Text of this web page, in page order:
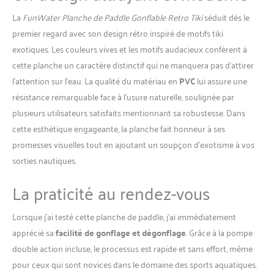
ergonomique sur l'anneau en D pour un
changement facile entre le SUP et le kayak. Double
pagaie réglable 2 en 1 pour une utilisation
polyvalente Tout inclus pour les fans de stand up
paddle : kit avec planche, sac à dos, leash, pompe à
double course, pagaie 2 en 1, 3 ailerons, siège de
kayak, bandoulière, kit de réparation, étui de
téléphone portable et instructions (français non
garanti) – Idéal pour les débutants et les
professionnels Garantie du fabricant : nous
soutenons la qualité de nos planches de paddle et
offrons à chaque client une garantie fiable de 3 ans
La FunWater Planche de Paddle Gonflable Retro Tikiséduit dès le
premier regard avec son design rétro inspiré de motifs tiki
exotiques. Les couleurs vives et les motifs audacieux confèrent à
cette planche un caractère distinctif qui ne manquera pas d’attirer
l’attention sur l’eau. La qualité du matériau en PVClui assure une
résistance remarquable face à l’usure naturelle, soulignée par
plusieurs utilisateurs satisfaits mentionnant sa robustesse. Dans
cette esthétique engageante, la planche fait honneur à ses
promesses visuelles tout en ajoutant un soupçon d’exotisme à vos
sorties nautiques.
La praticité au rendez-vous
Lorsque j’ai testé cette planche de paddle, j’ai immédiatement
apprécié safacilité de gonflage et dégonflage. Grâce à la pompe
double action incluse, le processus est rapide et sans effort, même
pour ceux qui sont novices dans le domaine des sports aquatiques.